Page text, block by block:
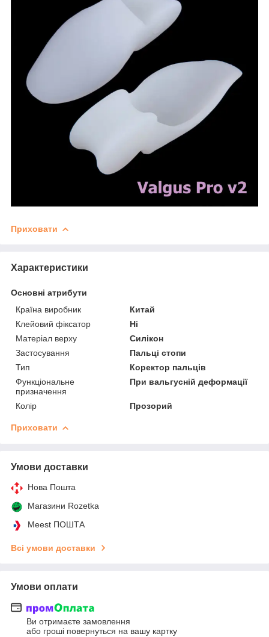
Приховати
Характеристики
Основні атрибути
Країна виробник
Китай
Клейовий фіксатор
Ні
Матеріал верху
Силікон
Застосування
Пальці стопи
Тип
Коректор пальців
Функціональне
призначення
При вальгусній деформації
Колір Прозорий
Приховати
Умови доставки
Нова Пошта
Магазини Rozetka
Meest ПОШТА
Всі умови доставки
Умови оплати
Ви отримаєте замовлення
або гроші повернуться на вашу картку